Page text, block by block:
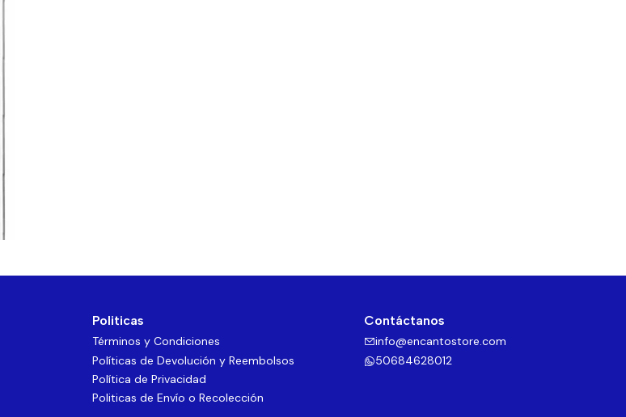
Politicas
Términos y Condiciones
Políticas de Devolución y Reembolsos
Política de Privacidad
Politicas de Envío o Recolección
Contáctanos
info@encantostore.com
50684628012